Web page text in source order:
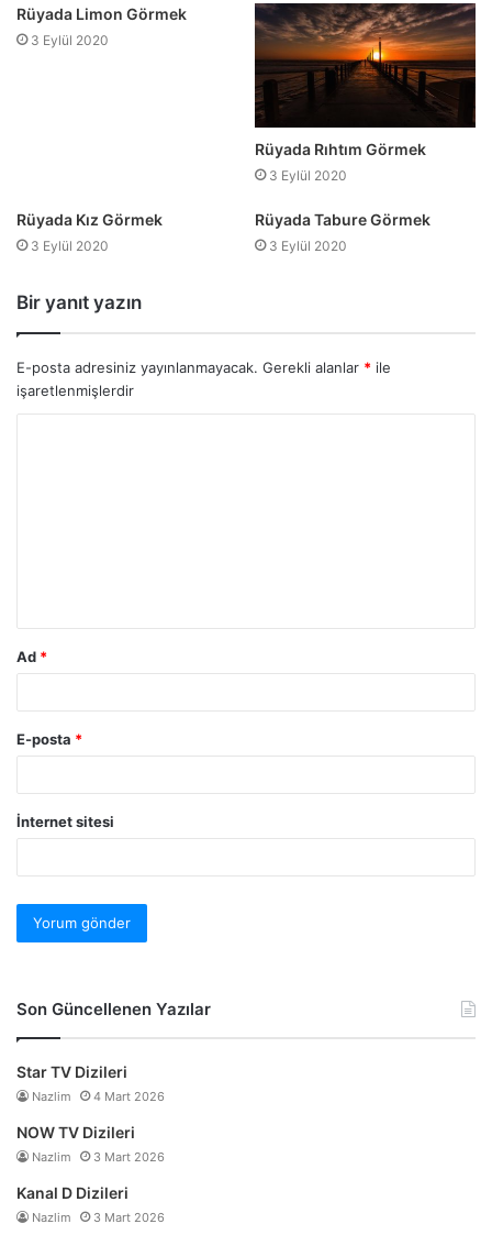
Rüyada Limon Görmek
3 Eylül 2020
Rüyada Rıhtım Görmek
3 Eylül 2020
Rüyada Kız Görmek
3 Eylül 2020
Rüyada Tabure Görmek
3 Eylül 2020
Bir yanıt yazın
E-posta adresiniz yayınlanmayacak. Gerekli alanlar * ile
işaretlenmişlerdir
Ad *
E-posta *
İnternet sitesi
Son Güncellenen Yazılar
Star TV Dizileri
Nazlim 4 Mart 2026
NOW TV Dizileri
Nazlim 3 Mart 2026
Kanal D Dizileri
Nazlim 3 Mart 2026